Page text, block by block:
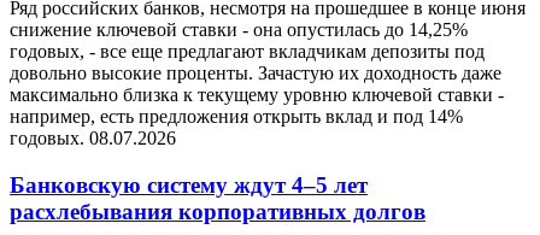
Ряд российских банков, несмотря на прошедшее в конце июня
снижение ключевой ставки - она опустилась до 14,25%
годовых, - все еще предлагают вкладчикам депозиты под
довольно высокие проценты. Зачастую их доходность даже
максимально близка к текущему уровню ключевой ставки -
например, есть предложения открыть вклад и под 14%
годовых. 08.07.2026
Банковскую систему ждут 4–5 лет
расхлебывания корпоративных долгов